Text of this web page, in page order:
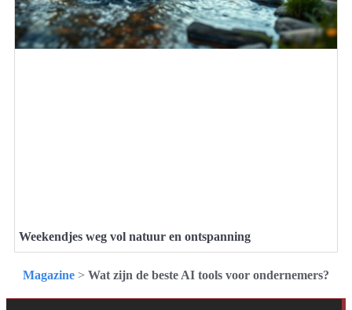
Weekendjes weg vol natuur en ontspanning
Magazine > Wat zijn de beste AI tools voor ondernemers?